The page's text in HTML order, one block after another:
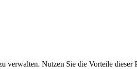
Nutzen Sie die Vorteile dieser